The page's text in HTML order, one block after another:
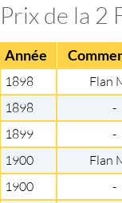
Prix de la 2
Année
1898 Flan
1898
-
1899
-
1900
Flan
1900
-